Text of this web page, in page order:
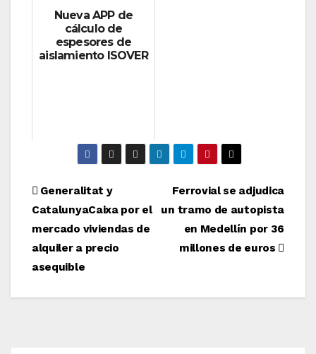
Nueva APP de
cálculo de
espesores de
aislamiento ISOVER
Navegación
de
entradas
Ferrovial se adjudica
un tramo de autopista
en Medellín por 36
millones de euros
Generalitat y
CatalunyaCaixa por el
mercado viviendas de
alquiler a precio
asequible